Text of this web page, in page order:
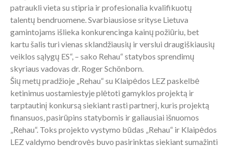
patraukli vieta su stipria ir profesionalia kvalifikuotų
talentų bendruomene. Svarbiausiose srityse Lietuva
gamintojams išlieka konkurencinga kainų požiūriu, bet
kartu šalis turi vienas sklandžiausių ir verslui draugiškiausių
veiklos sąlygų ES“, – sako Rehau“ statybos sprendimų
skyriaus vadovas dr. Roger Schönborn.
Šių metų pradžioje „Rehau“ su Klaipėdos LEZ paskelbė
ketinimus uostamiestyje plėtoti gamyklos projektą ir
tarptautinį konkursą siekiant rasti partnerį, kuris projektą
finansuos, pasirūpins statybomis ir galiausiai išnuomos
„Rehau“. Toks projekto vystymo būdas „Rehau“ ir Klaipėdos
LEZ valdymo bendrovės buvo pasirinktas siekiant sumažinti